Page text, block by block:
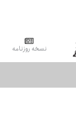
نسخه روزنامه